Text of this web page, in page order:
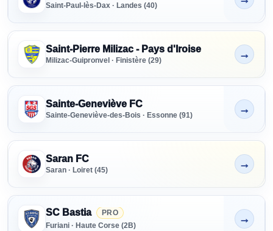
Saint-Paul-lès-Dax · Landes (40)
Saint-Pierre Milizac - Pays d'Iroise
Milizac-Guipronvel · Finistère (29)
Non indiqué
→
Sainte-Geneviève FC
Sainte-Geneviève-des-Bois · Essonne (91)
Non indiqué
→
Saran FC
Saran · Loiret (45)
Non indiqué
→
SC Bastia
PRO
Furiani · Haute Corse (2B)
Non indiqué
→